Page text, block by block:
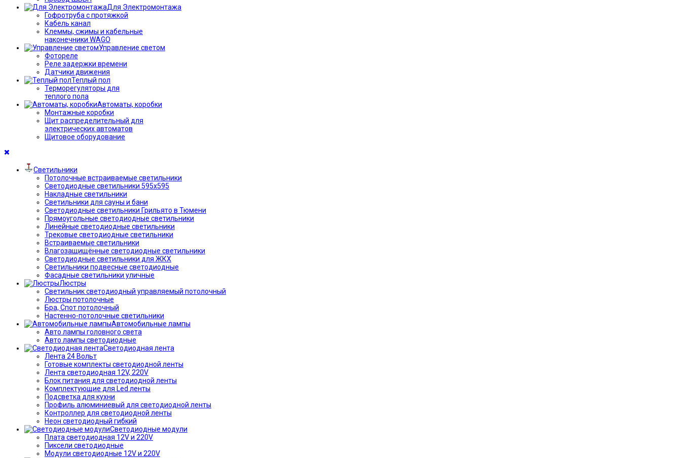
Для Электромонтажа
Гофротруба с протяжкой
Кабель канал
Клеммы, сжимы и кабельные
наконечники WAGO
Управление светом
Фотореле
Реле задержки времени
Датчики движения
Теплый пол
Терморегуляторы для
теплого пола
Автоматы, коробки
Монтажные коробки
Щит распределительный для
электрических автоматов
Щитовое оборудование
Светильники
Потолочные встраиваемые светильники
Светодиодные светильники 595х595
Накладные светильники
Светильники для сауны и бани
Светодиодные светильники Грильято в Тюмени
Прямоугольные светодиодные светильники
Линейные светодиодные светильники
Трековые светодиодные светильники
Встраиваемые светильники
Влагозащищённые светодиодные светильники
Светодиодные светильники для ЖКХ
Светильники подвесные светодиодные
Фасадные светильники уличные
Люстры
Светильник светодиодный управляемый потолочный
Люстры потолочные
Бра, Спот потолочный
Настенно-потолочные светильники
Автомобильные лампы
Авто лампы головного света
Авто лампы светодиодные
Светодиодная лента
Лента 24 Вольт
Готовые комплекты светодиодной ленты
Лента светодиодная 12V, 220V
Блок питания для светодиодной ленты
Комплектующие для Led ленты
Подсветка для кухни
Профиль алюминиевый для светодиодной ленты
Контроллер для светодиодной ленты
Неон светодиодный гибкий
Светодиодные модули
Плата светодиодная 12V и 220V
Пиксели светодиодные
Модули светодиодные 12V и 220V